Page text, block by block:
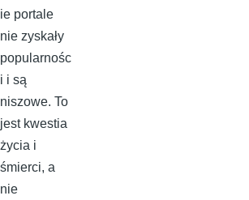
ie portale
nie zyskały
popularnośc
i i są
niszowe. To
jest kwestia
życia i
śmierci, a
nie